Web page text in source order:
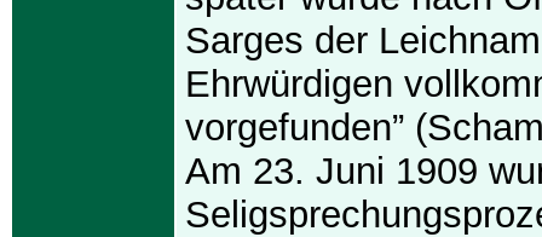
Sarges der
Ehrwürdigen
vorgefunden”
Am 23. Juni 1909